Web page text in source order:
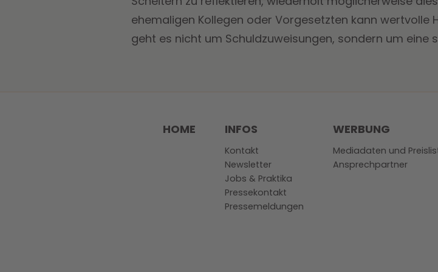
ehemaligen Kollegen oder Vorgesetzten kann wertvolle
geht es nicht um Schuldzuweisungen, sondern um eine
HOME INFOS
Kontakt
Newsletter
Jobs & Praktika
Pressekontakt
Pressemeldungen
WERBUNG
Mediadaten und
Ansprechpartner